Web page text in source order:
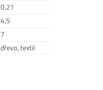
0,21
4,5
7
dřevo, textil